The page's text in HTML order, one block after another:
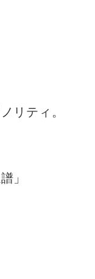
リティ。
」